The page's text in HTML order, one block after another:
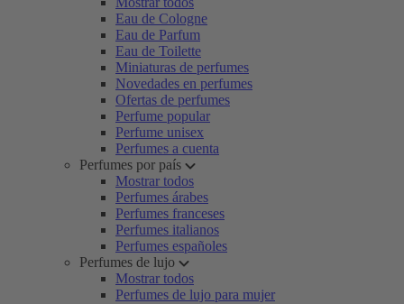
Eau de Cologne
Eau de Parfum
Eau de Toilette
Miniaturas de perfumes
Novedades en perfumes
Ofertas de perfumes
Perfume popular
Perfume unisex
Perfumes a cuenta
Perfumes por país
Mostrar todos
Perfumes árabes
Perfumes franceses
Perfumes italianos
Perfumes españoles
Perfumes de lujo
Mostrar todos
Perfumes de lujo para mujer